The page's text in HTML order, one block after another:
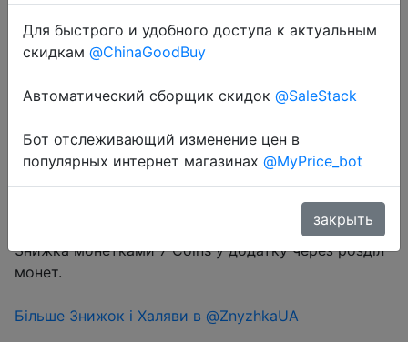
Coins
Перейти в магазин
Знижка монетками 7 Coins у додатку через розділ
монет.
Більше Знижок і Халяви в @ZnyzhkaUA
Для быстрого и удобного доступа к актуальным
скидкам @ChinaGoodBuy
Автоматический сборщик скидок @SaleStack
Бот отслеживающий изменение цен в
популярных интернет магазинах @MyPrice_bot
закрыть